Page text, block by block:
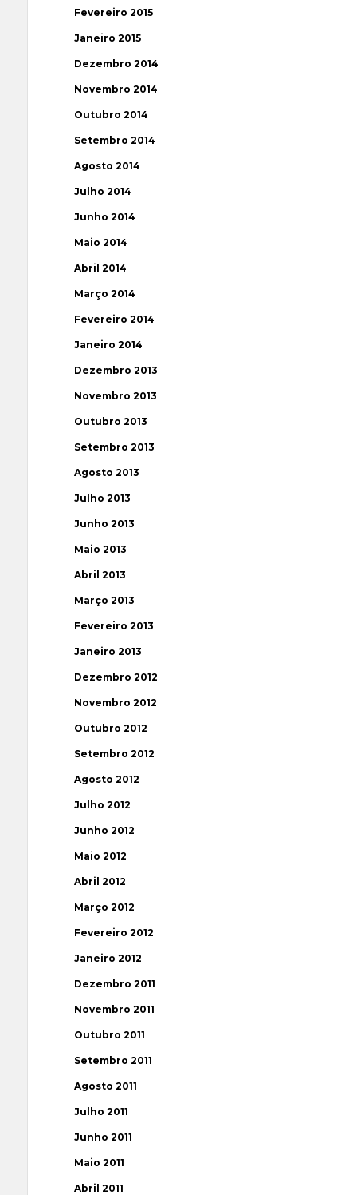
Fevereiro 2015
Janeiro 2015
Dezembro 2014
Novembro 2014
Outubro 2014
Setembro 2014
Agosto 2014
Julho 2014
Junho 2014
Maio 2014
Abril 2014
Março 2014
Fevereiro 2014
Janeiro 2014
Dezembro 2013
Novembro 2013
Outubro 2013
Setembro 2013
Agosto 2013
Julho 2013
Junho 2013
Maio 2013
Abril 2013
Março 2013
Fevereiro 2013
Janeiro 2013
Dezembro 2012
Novembro 2012
Outubro 2012
Setembro 2012
Agosto 2012
Julho 2012
Junho 2012
Maio 2012
Abril 2012
Março 2012
Fevereiro 2012
Janeiro 2012
Dezembro 2011
Novembro 2011
Outubro 2011
Setembro 2011
Agosto 2011
Julho 2011
Junho 2011
Maio 2011
Abril 2011